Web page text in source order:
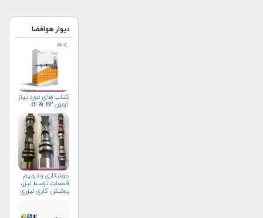
دیوار هوافضا
کتاب های مورد نیاز
آزمون B۱ & B۲
جوشکاری و ترمیم
قطعات توسط لیزر،
پوشش کاری لیزری